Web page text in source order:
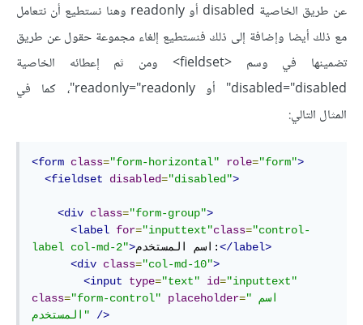
عن طريق الخاصية disabled أو readonly وهنا نستطيع أن نتعامل
مع ذلك أيضا وإضافة إلى ذلك فنستطيع إلغاء مجموعة حقول عن طريق
تضمينها في وسم <fieldset> ومن ثم إعطائه الخاصية
disabled="disabled" أو readonly="readonly"، كما في
المثال التالي:
<form class="form-horizontal" role="form">
<fieldset
disabled="disabled">
<div class="form-group">
<label for="inputtext"class="control-
label col-md-2"> اسم المستخدم:</label>
<div class="col-md-10">
<input
type="text" id="inputtext"
class="form-control" placeholder="اسم
المستخدم"
/>